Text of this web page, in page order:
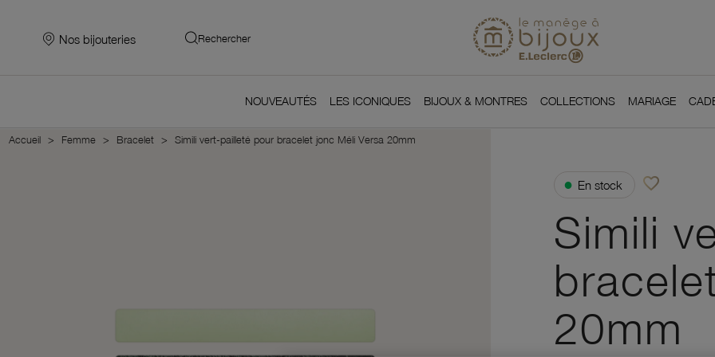
Nos bijouteries Rechercher
NOUVEAUTÉS LES ICONIQUES BIJOUX & MONTRES COLLECTIONS MARIAGE
Accueil Femme Bracelet Simili vert-pailleté pour bracelet jonc Méli Versa 20mm
● En stock favorite_borderAjouter à vos
Simili
20mm